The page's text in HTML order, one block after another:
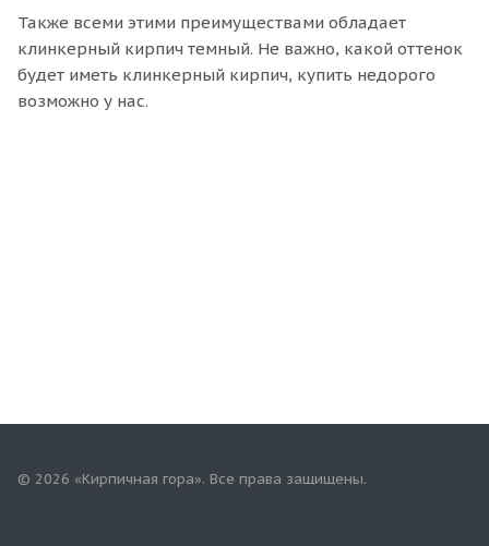
Также всеми этими преимуществами обладает
клинкерный кирпич темный. Не важно, какой оттенок
будет иметь клинкерный кирпич, купить недорого
возможно у нас.
© 2026 «Кирпичная гора». Все права защищены.